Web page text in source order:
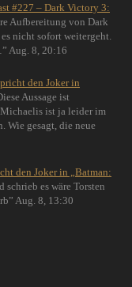
#227 – Dark Victory 3:
Aufbereitung von Dark
nicht sofort weitergeht.
” Aug. 8, 20:16
den Joker in
Aussage ist
ist ja leider im
Wie gesagt, die neue
den Joker in „Batman:
schrieb es wäre Torsten
” Aug. 8, 13:30